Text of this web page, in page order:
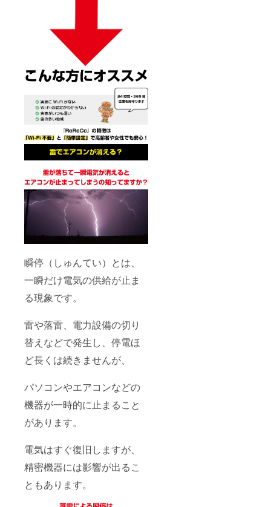
瞬停（しゅんてい）とは、
一瞬だけ電気の供給が止ま
る現象です。
雷や落雷、電力設備の切り
替えなどで発生し、停電ほ
ど長くは続きませんが、
パソコンやエアコンなどの
機器が一時的に止まること
があります。
電気はすぐ復旧しますが、
精密機器には影響が出るこ
ともあります。